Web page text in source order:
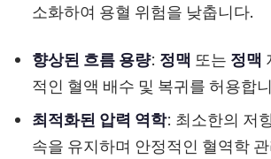
소화하여 용혈 위험을 낮춥니다.
향상된 흐름 용량: 정맥 또는 정맥
적인 혈액 배수 및 복귀를 허용합
최적화된 압력 역학: 최소한의 저
속을 유지하며 안정적인 혈역학